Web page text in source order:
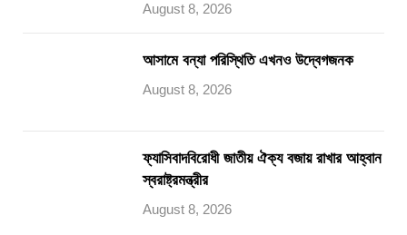
August 8, 2026
আসামে বন্যা পরিস্থিতি এখনও উদ্বেগজনক
August 8, 2026
ফ্যাসিবাদবিরোধী জাতীয় ঐক্য বজায় রাখার আহ্বান
স্বরাষ্ট্রমন্ত্রীর
August 8, 2026